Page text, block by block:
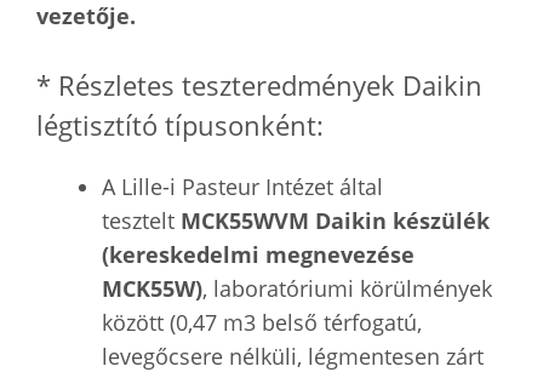
vezetője.
* Részletes teszteredmények Daikin
légtisztító típusonként:
A Lille-i Pasteur Intézet által
tesztelt MCK55WVM Daikin készülék
(kereskedelmi megnevezése
MCK55W), laboratóriumi körülmények
között (0,47 m3 belső térfogatú,
levegőcsere nélküli, légmentesen zárt